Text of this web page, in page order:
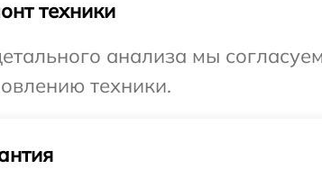
техники
анализа мы
техники.